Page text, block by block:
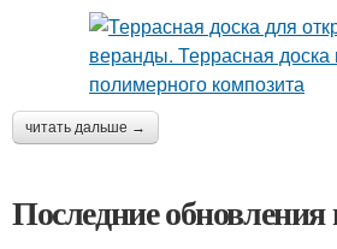
читать дальше →
Последние обновления